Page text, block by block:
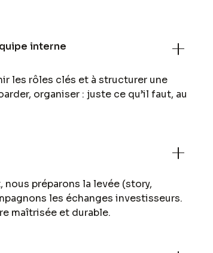
interne
les rôles clés et à structurer une
organiser : juste ce qu’il faut, au
préparons la levée (story,
les échanges investisseurs.
maîtrisée et durable.